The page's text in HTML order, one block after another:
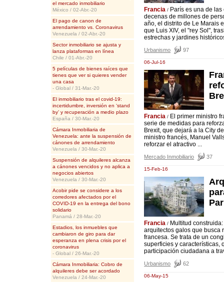
el mercado inmobiliario
México / 02-Abr.-20
El pago de canon de
arrendamiento vs. Coronavirus
Venezuela / 02-Abr.-20
Sector inmobiliario se ajusta y
lanza plataformas en línea
Chile / 01-Abr.-20
5 películas de bienes raíces que
tienes que ver si quieres vender
una casa
- Global / 31-Mar.-20
El inmobiliario tras el covid-19:
incertidumbre, inversión en ‘stand
by’ y recuperación a medio plazo
España / 30-Mar.-20
Cámara Inmobiliaria de
Venezuela: ante la suspensión de
cánones de arrendamiento
Venezuela / 30-Mar.-20
Suspensión de alquileres alcanza
a cánones vencidos y no aplica a
negocios abiertos
Venezuela / 30-Mar.-20
Acobir pide se considere a los
corredores afectados por el
COVID-19 en la entrega del bono
solidario
Panamá / 28-Mar.-20
Estadios, los inmuebles que
cambiaron de giro para dar
esperanza en plena crisis por el
coronavirus
- Global / 26-Mar.-20
Cámara Inmobiliaria: Cobro de
alquileres debe ser acordado
Venezuela / 24-Mar.-20
Francia / París es una de
decenas de millones de
año, el distrito de Le Marais
que Luis XIV, el "rey Sol",
estrechas y jardines
Urbanismo 97
06-Jul-16
Francia / El primer ministro
serie de medidas para
Brexit, que dejará a la City
ministro francés, Manuel
reforzar el atractivo ...
Mercado Inmobiliario 37
15-Feb-16
Francia / Multitud
arquitectos galos que busca
francesa. Se trata de un
superficies y características,
participación ciudadana a
Urbanismo 62
06-May-15